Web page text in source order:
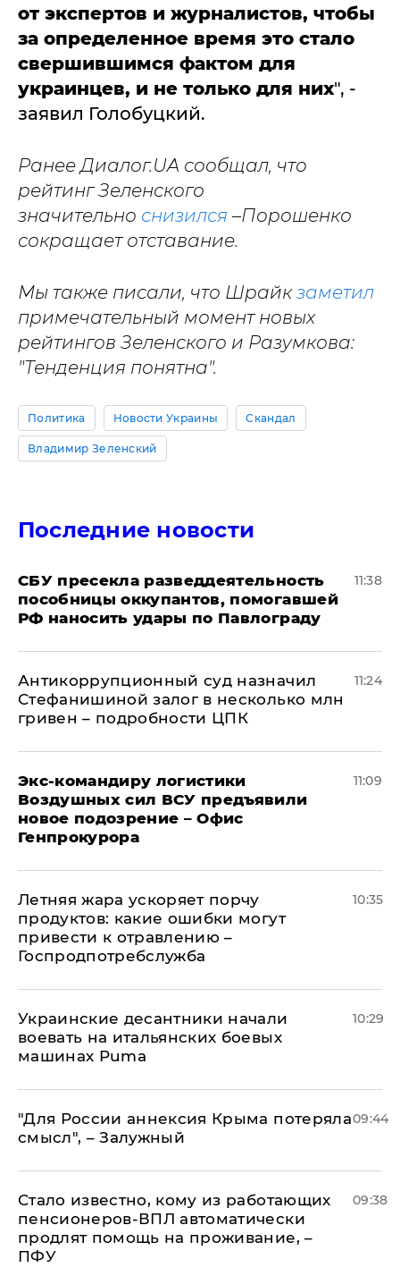
от экспертов и журналистов, чтобы
за определенное время это стало
свершившимся фактом для
украинцев, и не только для них", -
заявил Голобуцкий.
Ранее Диалог.UA сообщал, что
рейтинг Зеленского
значительно снизился –Порошенко
сокращает отставание.
Мы также писали, что Шрайкзаметил
примечательный момент новых
рейтингов Зеленского и Разумкова:
"Тенденция понятна".
Политика Новости Украины Скандал
Владимир Зеленский
Последние новости
СБУ пресекла разведдеятельность
пособницы оккупантов, помогавшей
РФ наносить удары по Павлограду
11:38
Антикоррупционный суд назначил
Стефанишиной залог в несколько млн
гривен – подробности ЦПК
11:24
Экс-командиру логистики
Воздушных сил ВСУ предъявили
новое подозрение – Офис
Генпрокурора
11:09
Летняя жара ускоряет порчу
продуктов: какие ошибки могут
привести к отравлению –
Госпродпотребслужба
10:35
Украинские десантники начали
воевать на итальянских боевых
машинах Puma
10:29
"Для России аннексия Крыма потеряла
смысл", – Залужный
09:44
Стало известно, кому из работающих
пенсионеров-ВПЛ автоматически
продлят помощь на проживание, –
ПФУ
09:38